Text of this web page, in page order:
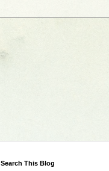
Search This Blog